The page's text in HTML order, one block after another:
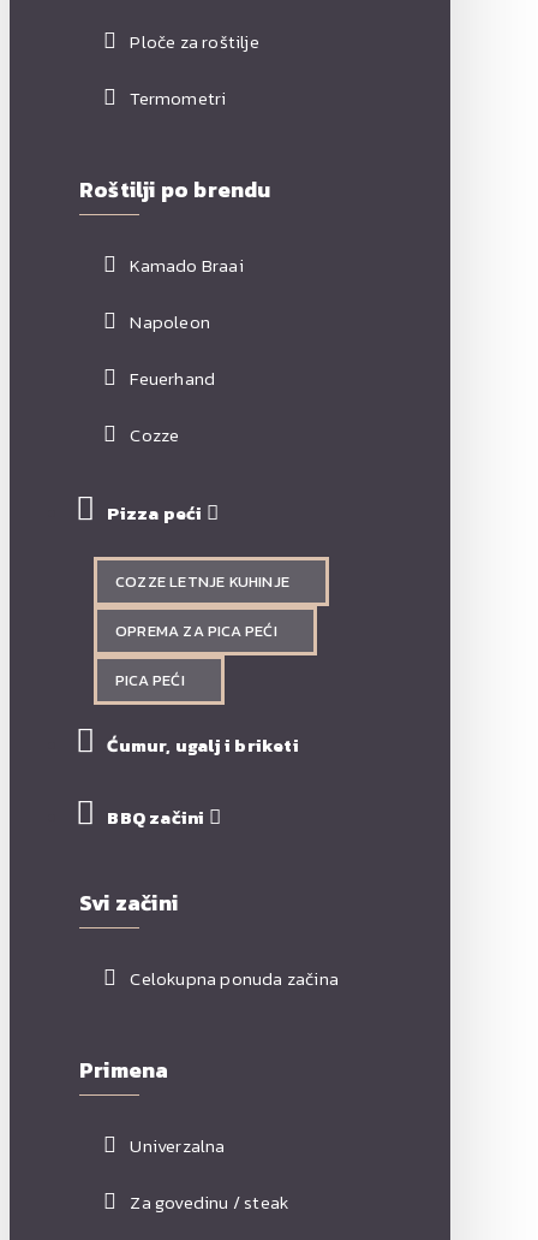
Ploče za roštilje
Termometri
Roštilji po brendu
Kamado Braai
Napoleon
Feuerhand
Cozze
Pizza peći
COZZE LETNJE KUHINJE
OPREMA ZA PICA PEĆI
PICA PEĆI
Ćumur, ugalj i briketi
BBQ začini
Svi začini
Celokupna ponuda začina
Primena
Univerzalna
Za govedinu / steak